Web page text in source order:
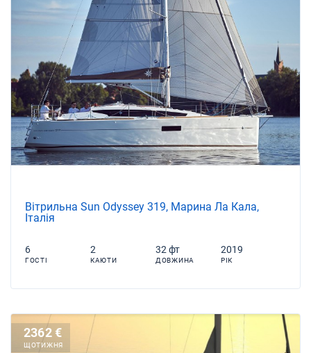
Вітрильна Sun Odyssey 319, Марина Ла Кала,
Італія
6
ГОСТІ
2
КАЮТИ
32 фт
ДОВЖИНА
2019
РІК
2362 €
ЩОТИЖНЯ